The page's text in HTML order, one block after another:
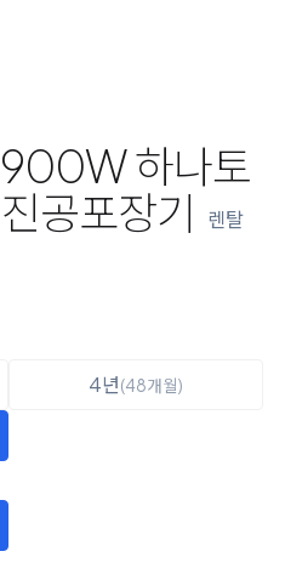
하나토
공포장기
렌탈
4년(48개월)